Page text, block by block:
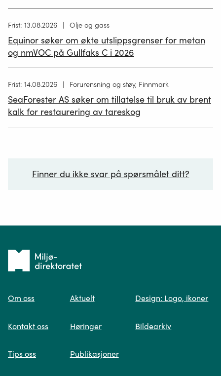
Høring
publisert
02.07.2026
Frist: 13.08.2026 Olje og gass
Equinor søker om økte utslippsgrenser for metan
og nmVOC på Gullfaks C i 2026
Høring
publisert
19.06.2026
Frist: 14.08.2026 Forurensning og støy, Finnmark
SeaForester AS søker om tillatelse til bruk av brent
kalk for restaurering av tareskog
Finner du ikke svar på spørsmålet ditt?
Spør oss
søk og viser deg vår mest relevante
Tilbake
forsiden
Om oss
Kontakt oss
Tips oss
Aktuelt
Høringer
Publikasjoner
Design: Logo, ikoner
Bildearkiv